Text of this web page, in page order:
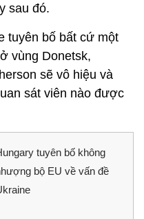
sau đó.
tuyên bố bất cứ một
vùng Donetsk,
sẽ vô hiệu và
sát viên nào được
tuyên bố không
bộ EU về vấn đề